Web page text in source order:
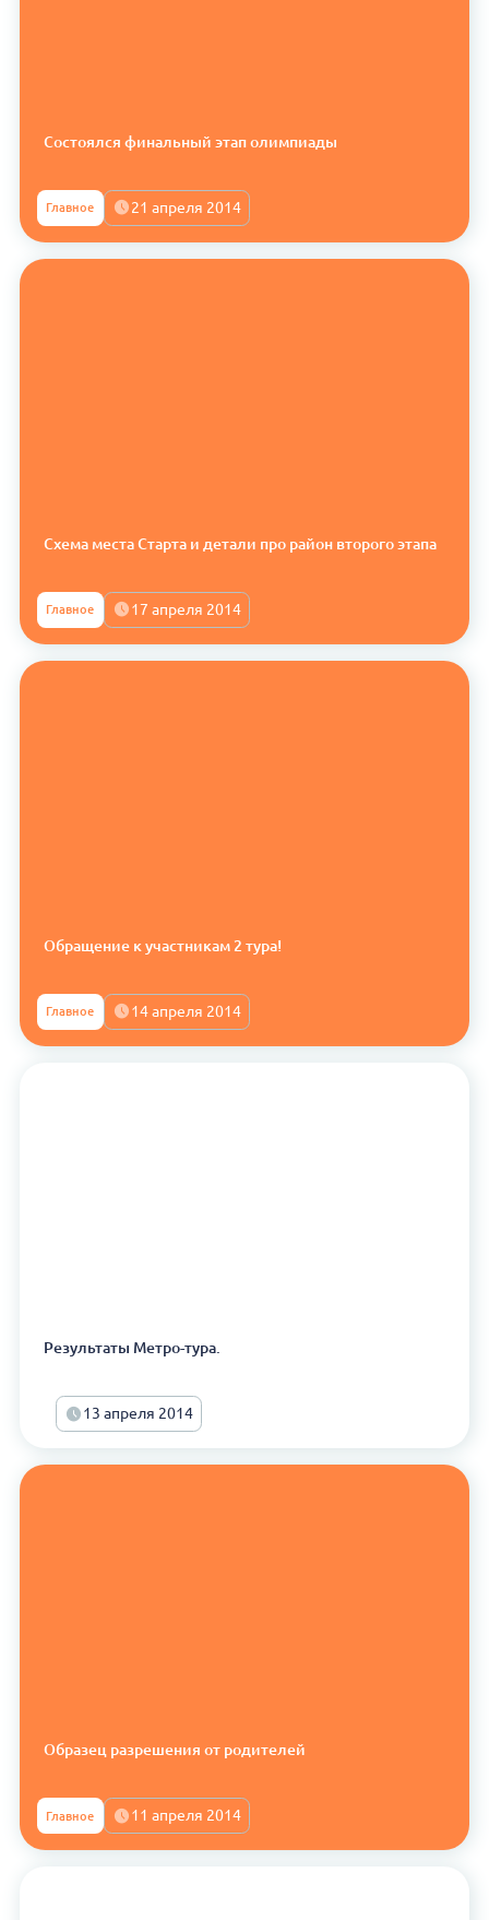
Состоялся финальный этап олимпиады
Главное 21 апреля 2014
Схема места Старта и детали про район второго этапа
Главное 17 апреля 2014
Обращение к участникам 2 тура!
Главное 14 апреля 2014
Результаты Метро-тура.
13 апреля 2014
Образец разрешения от родителей
Главное 11 апреля 2014